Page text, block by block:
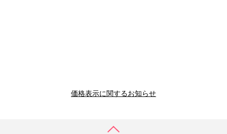
価格表示に関するお知らせ